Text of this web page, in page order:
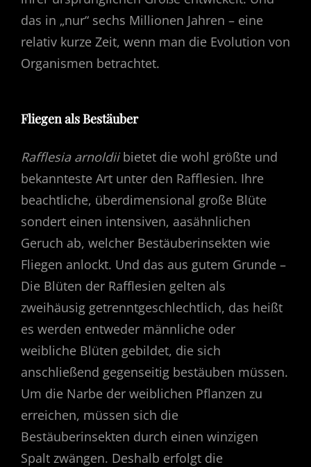
das in „nur“ sechs Millionen Jahren – eine
relativ kurze Zeit, wenn man die Evolution von
Organismen betrachtet.
Fliegen als Bestäuber
Rafflesia arnoldiibietet die wohl größte und
bekannteste Art unter den Rafflesien. Ihre
beachtliche, überdimensional große Blüte
sondert einen intensiven, aasähnlichen
Geruch ab, welcher Bestäuberinsekten wie
Fliegen anlockt. Und das aus gutem Grunde –
Die Blüten der Rafflesien gelten als
zweihäusig getrenntgeschlechtlich, das heißt
es werden entweder männliche oder
weibliche Blüten gebildet, die sich
anschließend gegenseitig bestäuben müssen.
Um die Narbe der weiblichen Pflanzen zu
erreichen, müssen sich die
Bestäuberinsekten durch einen winzigen
Spalt zwängen. Deshalb erfolgt die